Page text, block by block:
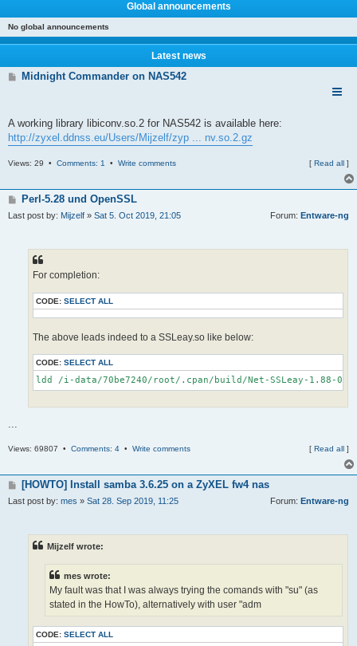
Global announcements
No global announcements
Latest news
Midnight Commander on NAS542
A working library libiconv.so.2 for NAS542 is available here:
http://zyxel.ddnss.eu/Users/Mijzelf/zyp ... nv.so.2.gz
Views: 29 • Comments: 1 • Write comments [ Read all ]
Perl-5.28 und OpenSSL
Last post by: Mijzelf » Sat 5. Oct 2019, 21:05 Forum: Entware-ng
For completion:
CODE: SELECT ALL
The above leads indeed to a SSLeay.so like below:
CODE: SELECT ALL
ldd /i-data/70be7240/root/.cpan/build/Net-SSLeay-1.88-0/
...
Views: 69807 • Comments: 4 • Write comments [ Read all ]
[HOWTO] Install samba 3.6.25 on a ZyXEL fw4 nas
Last post by: mes » Sat 28. Sep 2019, 11:25 Forum: Entware-ng
Mijzelf wrote:
mes wrote:
My fault was that I was always trying the comands with "su" (as
stated in the HowTo), alternatively with user "adm
CODE: SELECT ALL